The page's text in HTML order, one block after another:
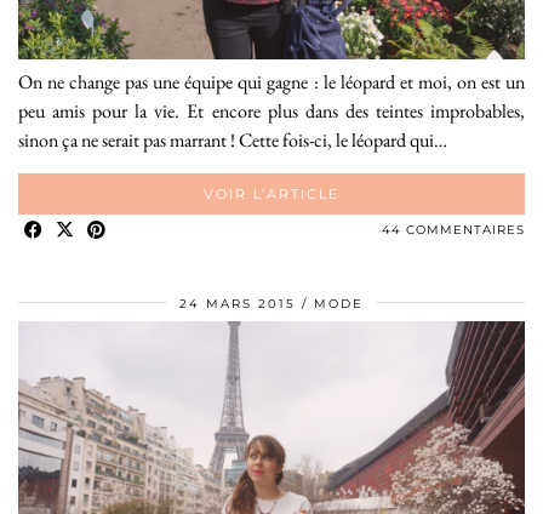
On ne change pas une équipe qui gagne : le léopard et moi, on est un
peu amis pour la vie. Et encore plus dans des teintes improbables,
sinon ça ne serait pas marrant ! Cette fois-ci, le léopard qui…
VOIR L’ARTICLE
44 COMMENTAIRES
24 MARS 2015 MODE